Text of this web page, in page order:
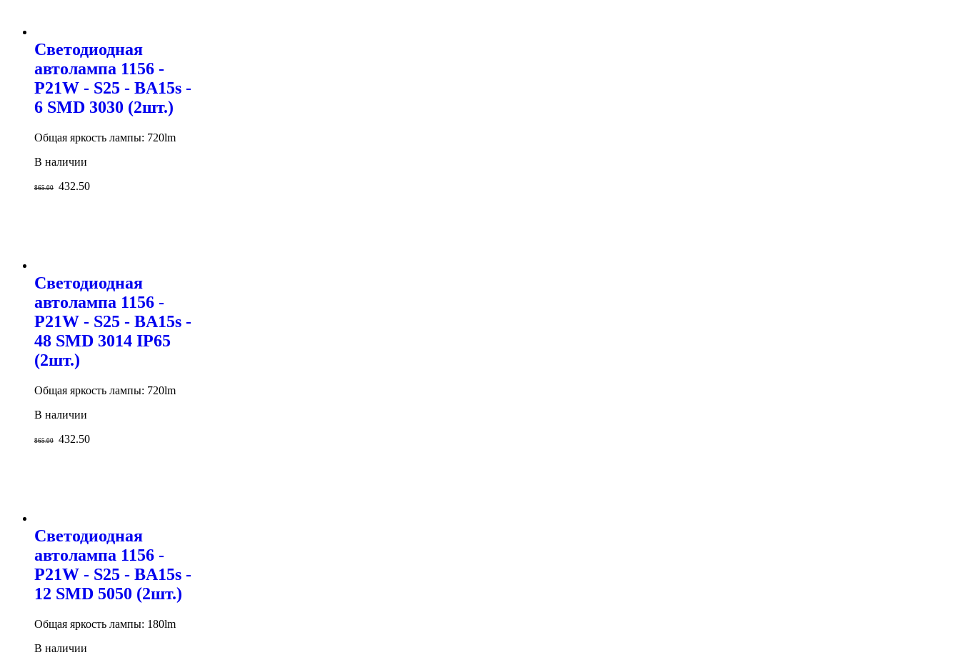
Светодиодная
автолампа 1156 -
P21W - S25 - BA15s -
6 SMD 3030 (2шт.)
Общая яркость лампы: 720lm
В наличии
865.00 432.50
Светодиодная
автолампа 1156 -
P21W - S25 - BA15s -
48 SMD 3014 IP65
(2шт.)
Общая яркость лампы: 720lm
В наличии
865.00 432.50
Светодиодная
автолампа 1156 -
P21W - S25 - BA15s -
12 SMD 5050 (2шт.)
Общая яркость лампы: 180lm
В наличии